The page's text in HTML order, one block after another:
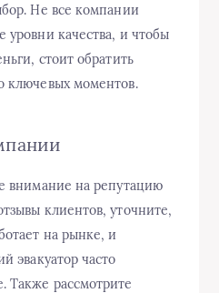
Не все компании
уровни качества, и чтобы
стоит обратить
ключевых моментов.
внимание на репутацию
клиентов, уточните,
на рынке, и
эвакуатор часто
Также рассмотрите